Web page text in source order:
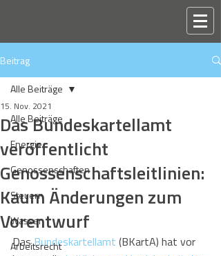
Beitrag
Alle Beiträge
Energie
Genossenschaften
Steuern
Wasser
Arbeitsrecht
Alle Beiträge
Das Bundeskartellamt
veröffentlicht
Genossenschaftsleitlinien:
Kaum Änderungen zum
Vorentwurf
15. Nov. 2021
Das Bundeskartellamt (BKartA) hat vor